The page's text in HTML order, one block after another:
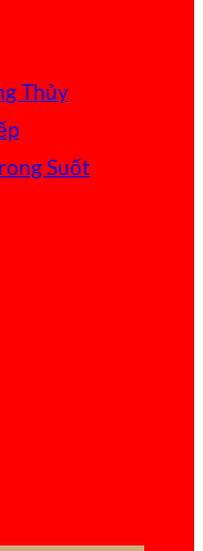
Thủy
Suốt